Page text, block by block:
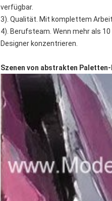
verfügbar.
3). Qualität. Mit komplettem
4). Berufsteam. Wenn mehr als
Designer konzentrieren.
Szenen von abstrakten